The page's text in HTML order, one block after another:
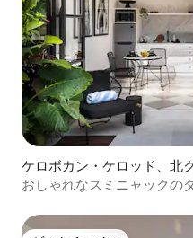
ケロボカン・ケロッド、北
県のマンション・アパート
おしゃれなスミニャックの